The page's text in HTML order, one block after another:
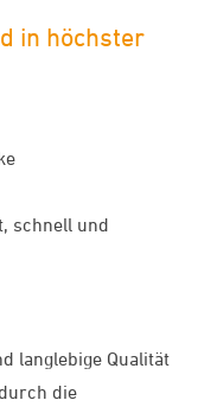
in höchster
schnell und
langlebige Qualität
die